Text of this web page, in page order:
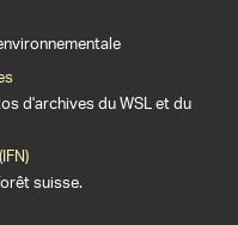
d'archives du WSL et du
suisse.